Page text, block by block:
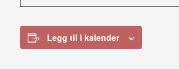
Legg til i kalender